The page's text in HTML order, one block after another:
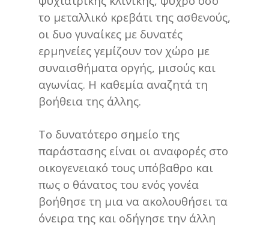
το μεταλλικό κρεβάτι της ασθενούς,
οι δυο γυναίκες με δυνατές
ερμηνείες γεμίζουν τον χώρο με
συναισθήματα οργής, μισούς και
αγωνίας. Η καθεμία αναζητά τη
βοήθεια της άλλης.
Το δυνατότερο σημείο της
παράστασης είναι οι αναφορές στο
οικογενειακό τους υπόβαθρο και
πως ο θάνατος του ενός γονέα
βοήθησε τη μια να ακολουθήσει τα
όνειρα της και οδήγησε την άλλη